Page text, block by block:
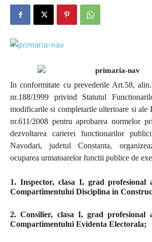
In conformitate cu prevederile Art.58,
nr.188/1999 privind Statutul
modificarile si completarile ulterioare si ale
nr.611/2008 pentru aprobarea normelor
dezvoltarea carierei functionarilor
Navodari, judetul Constanta,
ocuparea urmatoarelor functii publice de
1. Inspector, clasa I, grad profesional
Compartimentului Disciplina in
2. Consilier, clasa I, grad profesional
Compartimentului Evidenta Electorala;